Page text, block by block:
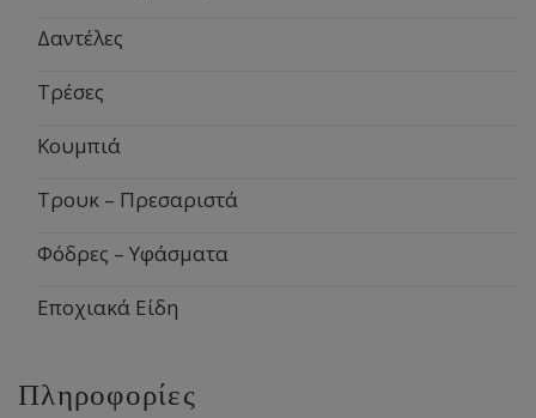
Δαντέλες
Τρέσες
Κουμπιά
Τρουκ – Πρεσαριστά
Φόδρες – Υφάσματα
Εποχιακά Είδη
Πληροφορίες